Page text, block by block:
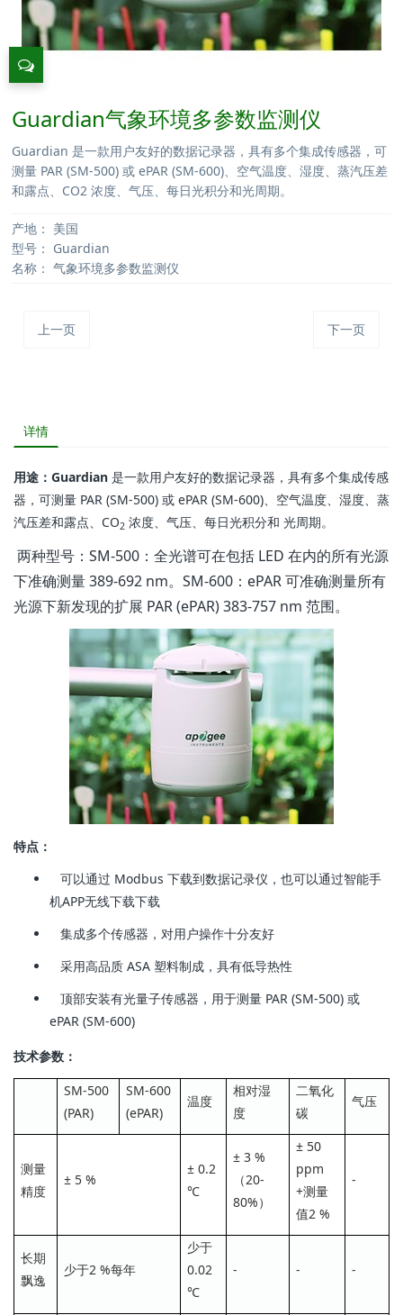
Guardian气象环境多参数监测仪
Guardian 是一款用户友好的数据记录器，具有多个集成传感器，可
测量 PAR (SM-500) 或 ePAR (SM-600)、空气温度、湿度、蒸汽压差
和露点、CO2 浓度、气压、每日光积分和光周期。
产地： 美国
型号： Guardian
名称： 气象环境多参数监测仪
上一页 下一页
详情
用途：Guardian 是一款用户友好的数据记录器，具有多个集成传感
器，可测量 PAR (SM-500) 或 ePAR (SM-600)、空气温度、湿度、蒸
汽压差和露点、CO2 浓度、气压、每日光积分和 光周期。
两种型号：SM-500：全光谱可在包括 LED 在内的所有光源
下准确测量 389-692 nm。SM-600：ePAR 可准确测量所有
光源下新发现的扩展 PAR (ePAR) 383-757 nm 范围。
特点：
可以通过 Modbus 下载到数据记录仪，也可以通过智能手
机APP无线下载下载
集成多个传感器，对用户操作十分友好
采用高品质 ASA 塑料制成，具有低导热性
顶部安装有光量子传感器，用于测量 PAR (SM-500) 或
ePAR (SM-600)
技术参数：
SM-500
(PAR)
SM-600
(ePAR)
温度
相对湿
度
二氧化
碳
气压
测量
精度
± 5 %
± 0.2
℃
± 3 %
（20-
80%）
± 50
ppm
+测量
值2 %
-
长期
飘逸
少于2 %每年
少于
0.02
℃
- - -